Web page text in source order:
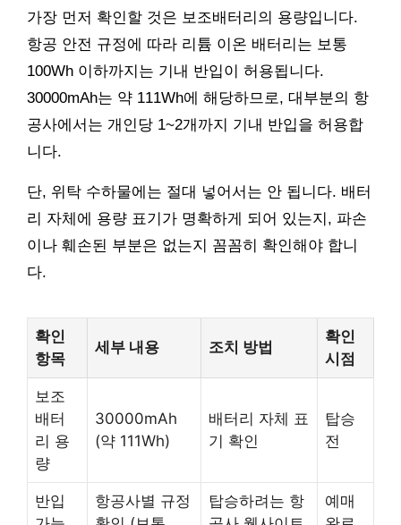
가장 먼저 확인할 것은 보조배터리의 용량입니다.
항공 안전 규정에 따라 리튬 이온 배터리는 보통
100Wh 이하까지는 기내 반입이 허용됩니다.
30000mAh는 약 111Wh에 해당하므로, 대부분의 항
공사에서는 개인당 1~2개까지 기내 반입을 허용합
니다.
단, 위탁 수하물에는 절대 넣어서는 안 됩니다. 배터
리 자체에 용량 표기가 명확하게 되어 있는지, 파손
이나 훼손된 부분은 없는지 꼼꼼히 확인해야 합니
다.
확인
항목
세부 내용 조치 방법
확인
시점
보조
배터
리 용
량
30000mAh
(약 111Wh)
배터리 자체 표
기 확인
탑승
전
반입
항공사별 규정
탑승하려는 항
예매